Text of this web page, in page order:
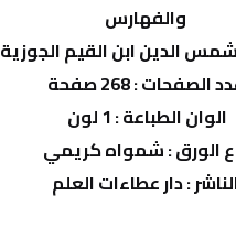
والفهارس
الدين ابن القيم الجوزية
الصفحات : 268 صفحة
الوان الطباعة : 1 لون
الورق : شمواه كريمي
: دار عطاءات العلم